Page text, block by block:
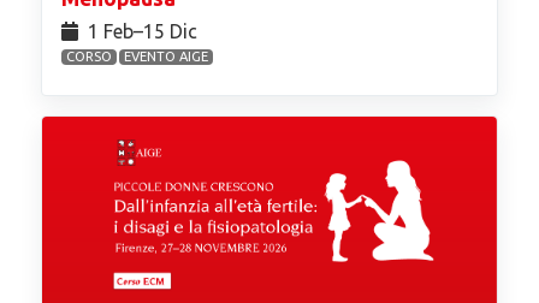
1 Feb⁠–15 Dic
CORSO EVENTO AIGE